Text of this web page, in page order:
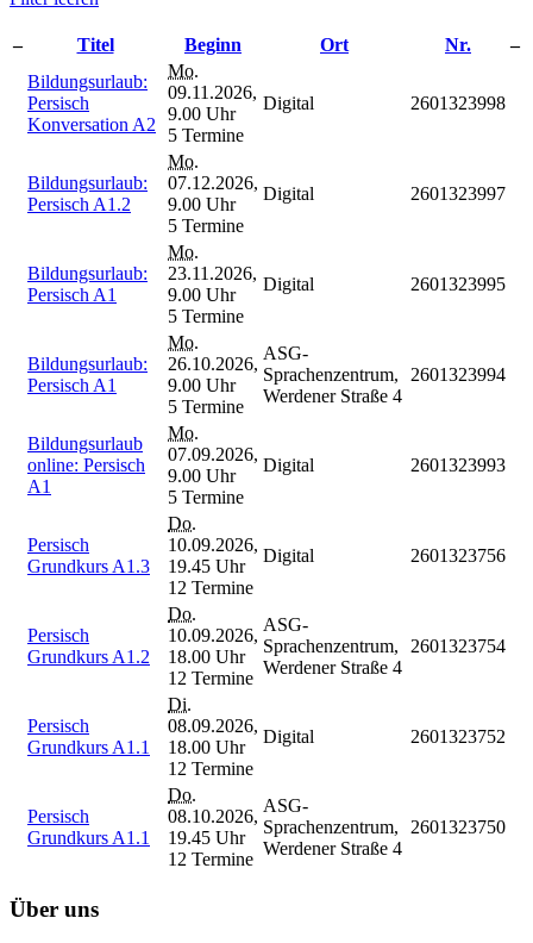
– Titel Beginn Ort Nr.
–
Bildungsurlaub:
Persisch
Konversation A2
Mo.
09.11.2026,
9.00 Uhr
5 Termine
Digital 2601323998
Bildungsurlaub:
Persisch A1.2
Mo.
07.12.2026,
9.00 Uhr
5 Termine
Digital 2601323997
Bildungsurlaub:
Persisch A1
Mo.
23.11.2026,
9.00 Uhr
5 Termine
Digital 2601323995
Bildungsurlaub:
Persisch A1
Mo.
26.10.2026,
9.00 Uhr
5 Termine
ASG-
Sprachenzentrum,
Werdener Straße 4
2601323994
Bildungsurlaub
online: Persisch
A1
Mo.
07.09.2026,
9.00 Uhr
5 Termine
Digital 2601323993
Persisch
Grundkurs A1.3
Do.
10.09.2026,
19.45 Uhr
12 Termine
Digital 2601323756
Persisch
Grundkurs A1.2
Do.
10.09.2026,
18.00 Uhr
12 Termine
ASG-
Sprachenzentrum,
Werdener Straße 4
2601323754
Persisch
Grundkurs A1.1
Di.
08.09.2026,
18.00 Uhr
12 Termine
Digital 2601323752
Persisch
Grundkurs A1.1
Do.
08.10.2026,
19.45 Uhr
12 Termine
ASG-
Sprachenzentrum,
Werdener Straße 4
2601323750
Über uns